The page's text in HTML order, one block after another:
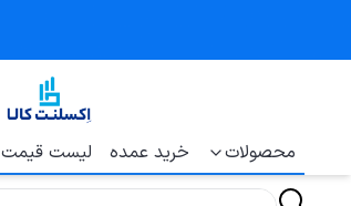
محصولات خرید عمده لیست قیمت